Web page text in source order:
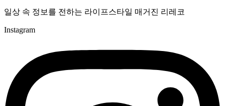
일상 속 정보를 전하는 라이프스타일 매거진 리레코
Instagram